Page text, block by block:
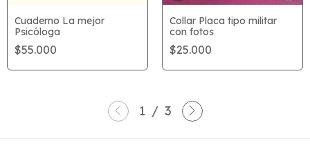
Cuaderno La mejor
Psicóloga
$55.000
Collar Placa tipo militar
con fotos
$25.000
1 / 3